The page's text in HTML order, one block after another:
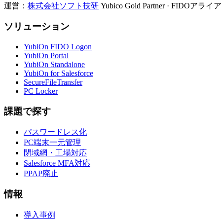
運営： 株式会社ソフト技研 Yubico Gold Partner · FIDOアライ
ソリューション
YubiOn FIDO Logon
YubiOn Portal
YubiOn Standalone
YubiOn for Salesforce
SecureFileTransfer
PC Locker
課題で探す
パスワードレス化
PC端末一元管理
閉域網・工場対応
Salesforce MFA対応
PPAP廃止
情報
導入事例